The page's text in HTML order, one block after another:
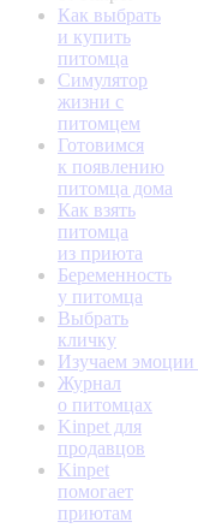
Как выбрать
и купить
питомца
Симулятор
жизни с
питомцем
Готовимся
к появлению
питомца дома
Как взять
питомца
из приюта
Беременность
у питомца
Выбрать
кличку
Изучаем
Журнал
о питомцах
Kinpet для
продавцов
Kinpet
помогает
приютам